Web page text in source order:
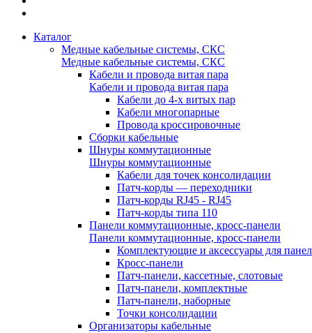
Каталог
Медные кабельные системы, СКС
Медные кабельные системы, СКС
Кабели и провода витая пара
Кабели и провода витая пара
Кабели до 4-х витых пар
Кабели многопарные
Провода кроссировочные
Сборки кабельные
Шнуры коммутационные
Шнуры коммутационные
Кабели для точек консолидации
Патч-корды — переходники
Патч-корды RJ45 - RJ45
Патч-корды типа 110
Панели коммутационные, кросс-панели
Панели коммутационные, кросс-панели
Комплектующие и аксессуары для
Кросс-панели
Патч-панели, кассетные, слотовые
Патч-панели, комплектные
Патч-панели, наборные
Точки консолидации
Организаторы кабельные